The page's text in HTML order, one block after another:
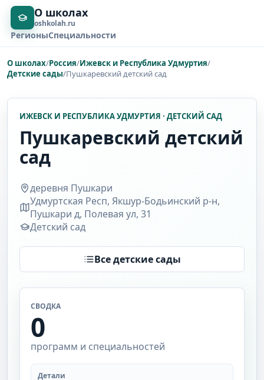
О школах
oshkolah.ru
РегионыСпециальности
О школах/Россия/Ижевск и Республика Удмуртия/
Детские сады/Пушкаревский детский сад
ИЖЕВСК И РЕСПУБЛИКА УДМУРТИЯ · ДЕТСКИЙ САД
Пушкаревский детский
сад
деревня Пушкари
Удмуртская Респ, Якшур-Бодьинский р-н,
Пушкари д, Полевая ул, 31
Детский сад
Все детские сады
СВОДКА
0
программ и специальностей
Детали